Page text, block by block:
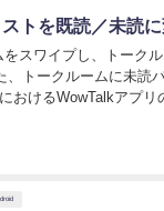
トを既読／未読
スワイプし、トーク
、トークルームに未読
おけるWowTalkアプリ